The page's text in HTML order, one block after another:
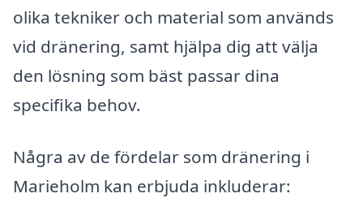
olika tekniker och material som används
vid dränering, samt hjälpa dig att välja
den lösning som bäst passar dina
specifika behov.
Några av de fördelar som dränering i
Marieholm kan erbjuda inkluderar: